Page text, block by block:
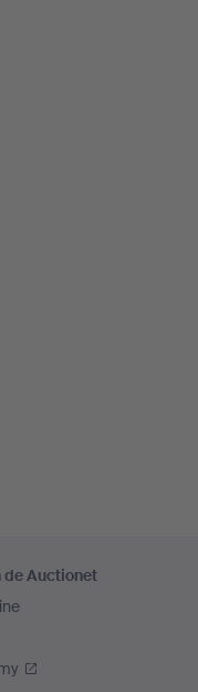
de Auctionet